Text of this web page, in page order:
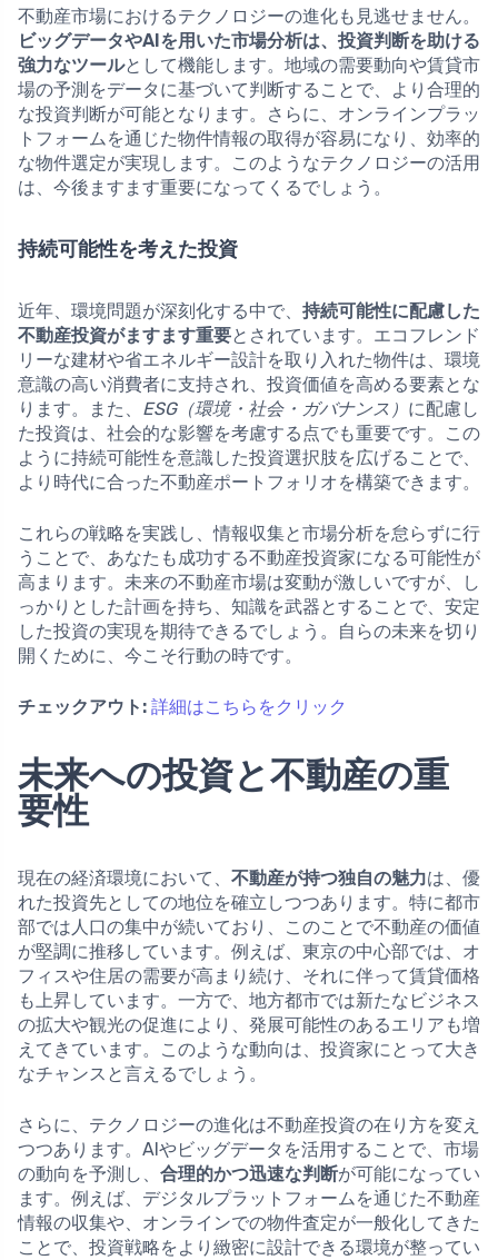
不動産市場におけるテクノロジーの進化も見逃せません。
ビッグデータやAIを用いた市場分析は、投資判断を助ける
強力なツールとして機能します。地域の需要動向や賃貸市
場の予測をデータに基づいて判断することで、より合理的
な投資判断が可能となります。さらに、オンラインプラッ
トフォームを通じた物件情報の取得が容易になり、効率的
な物件選定が実現します。このようなテクノロジーの活用
は、今後ますます重要になってくるでしょう。
持続可能性を考えた投資
近年、環境問題が深刻化する中で、 持続可能性に配慮した
不動産投資がますます重要とされています。エコフレンド
リーな建材や省エネルギー設計を取り入れた物件は、環境
意識の高い消費者に支持され、投資価値を高める要素とな
ります。また、 ESG（環境・社会・ガバナンス） に配慮し
た投資は、社会的な影響を考慮する点でも重要です。この
ように持続可能性を意識した投資選択肢を広げることで、
より時代に合った不動産ポートフォリオを構築できます。
これらの戦略を実践し、情報収集と市場分析を怠らずに行
うことで、あなたも成功する不動産投資家になる可能性が
高まります。未来の不動産市場は変動が激しいですが、し
っかりとした計画を持ち、知識を武器とすることで、安定
した投資の実現を期待できるでしょう。自らの未来を切り
開くために、今こそ行動の時です。
チェックアウト: 詳細はこちらをクリック
未来への投資と不動産の重
要性
現在の経済環境において、 不動産が持つ独自の魅力は、優
れた投資先としての地位を確立しつつあります。特に都市
部では人口の集中が続いており、このことで不動産の価値
が堅調に推移しています。例えば、東京の中心部では、オ
フィスや住居の需要が高まり続け、それに伴って賃貸価格
も上昇しています。一方で、地方都市では新たなビジネス
の拡大や観光の促進により、発展可能性のあるエリアも増
えてきています。このような動向は、投資家にとって大き
なチャンスと言えるでしょう。
さらに、テクノロジーの進化は不動産投資の在り方を変え
つつあります。AIやビッグデータを活用することで、市場
の動向を予測し、 合理的かつ迅速な判断が可能になってい
ます。例えば、デジタルプラットフォームを通じた不動産
情報の収集や、オンラインでの物件査定が一般化してきた
ことで、投資戦略をより緻密に設計できる環境が整ってい